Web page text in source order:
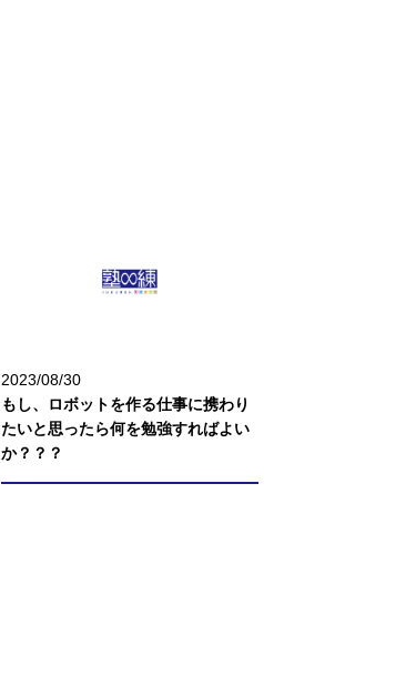
2023/08/30
もし、ロボットを作る仕事に携わり
たいと思ったら何を勉強すればよい
か？？？